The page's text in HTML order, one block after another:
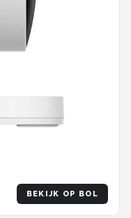
BEKIJK OP BOL